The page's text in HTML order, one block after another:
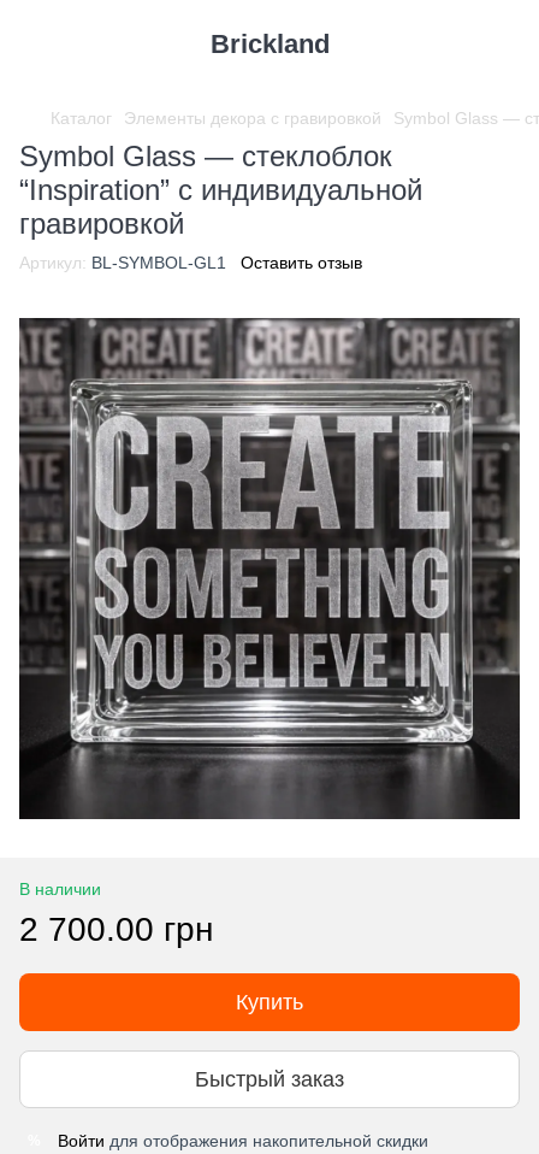
Brickland
Каталог Элементы декора с гравировкой Symbol Glass —
Symbol Glass — стеклоблок
“Inspiration” с индивидуальной
гравировкой
Артикул: BL-SYMBOL-GL1 Оставить отзыв
В наличии
2 700.00 грн
Купить
Быстрый заказ
Войти для отображения накопительной скидки